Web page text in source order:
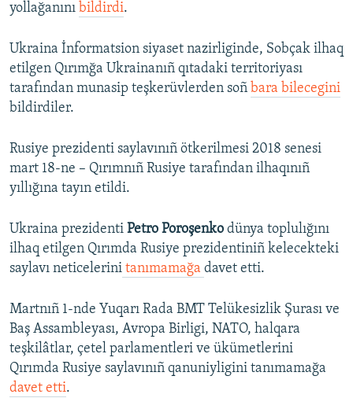
yollağanını bildirdi.
Ukraina İnformatsion siyaset nazirliginde, Sobçak ilhaq
etilgen Qırımğa Ukrainanıñ qıtadaki territoriyası
tarafından munasip teşkerüvlerden soñ bara bilecegini
bildirdiler.
Rusiye prezidenti saylavınıñ ötkerilmesi 2018 senesi
mart 18-ne – Qırımnıñ Rusiye tarafından ilhaqınıñ
yıllığına tayın etildi.
Ukraina prezidenti Petro Poroşenko dünya toplulığını
ilhaq etilgen Qırımda Rusiye prezidentiniñ kelecekteki
saylavı neticelerini tanımamağa davet etti.
Martnıñ 1-nde Yuqarı Rada BMT Telükesizlik Şurası ve
Baş Assambleyası, Avropa Birligi, NATO, halqara
teşkilâtlar, çetel parlamentleri ve ükümetlerini
Qırımda Rusiye saylavınıñ qanuniyligini tanımamağa
davet etti.